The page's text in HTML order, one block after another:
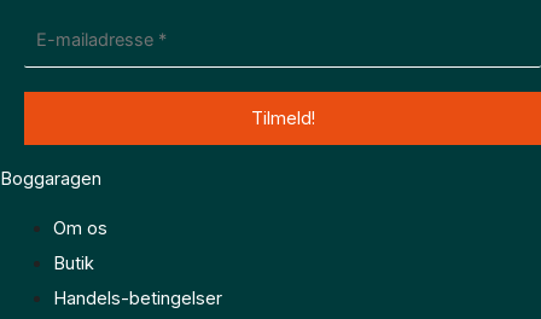
Boggaragen
Om os
Butik
Handels-betingelser